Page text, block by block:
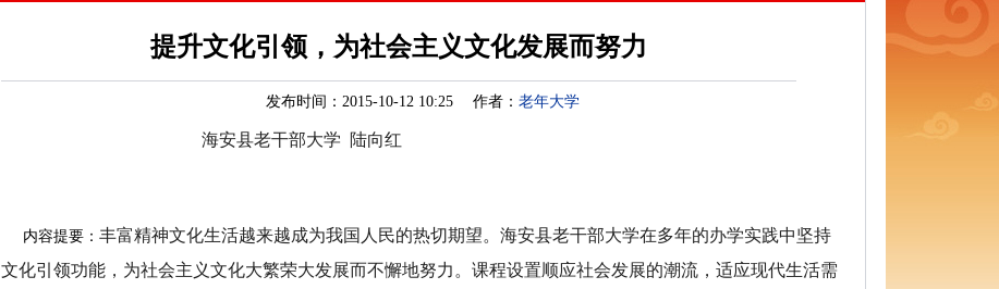
提升文化引领，为社会主义文化发展而努力
发布时间：2015-10-12 10:25 作者： 老年大学
海安县老干部大学 陆向红
内容提要： 丰富精神文化生活越来越成为我国人民的热切期望。海安县老干部大学在多年的办学实践中坚持
文化引领功能，为社会主义文化大繁荣大发展而不懈地努力。课程设置顺应社会发展的潮流，适应现代生活需